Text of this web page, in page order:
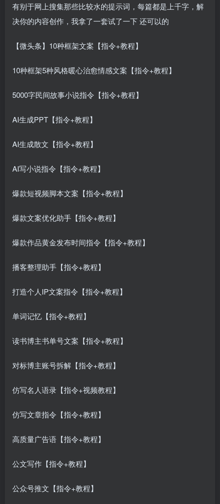
有别于网上搜集那些比较水的提示词，每篇都是上千字，​解
决你的内容创作，我拿了一套试了一下 还可以的
【微头条】10种框架文案【指令+教程】
10种框架5种风格暖心治愈情感文案【指令+教程】
5000字民间故事小说指令【指令+教程】
AI生成PPT【指令+教程】
AI生成散文【指令+教程】
AI写小说指令【指令+教程】
爆款短视频脚本文案【指令+教程】
爆款文案优化助手【指令+教程】
爆款作品黄金发布时间指令【指令+教程】
播客整理助手【指令+教程】
打造个人IP文案指令【指令+教程】
单词记忆【指令+教程】
读书博主书单号文案【指令+教程】
对标博主账号拆解【指令+教程】
仿写名人语录【指令+视频教程】
仿写文章指令【指令+教程】
高质量广告语【指令+教程】
公文写作【指令+教程】
公众号推文【指令+教程】